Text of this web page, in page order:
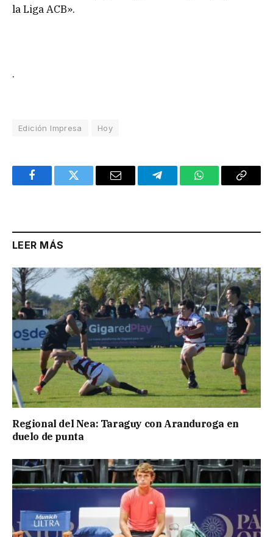
la Liga ACB».
.
Edición Impresa Hoy
FacebookTwitter Email TelegramWhatsAppCopy
LEER MÁS
Regional del Nea: Taraguy con Aranduroga en
duelo de punta